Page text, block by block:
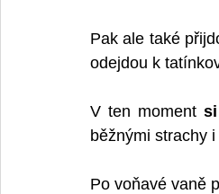
Pak ale také
odejdou k
V ten moment
běžnými strachy
Po voňavé vaně